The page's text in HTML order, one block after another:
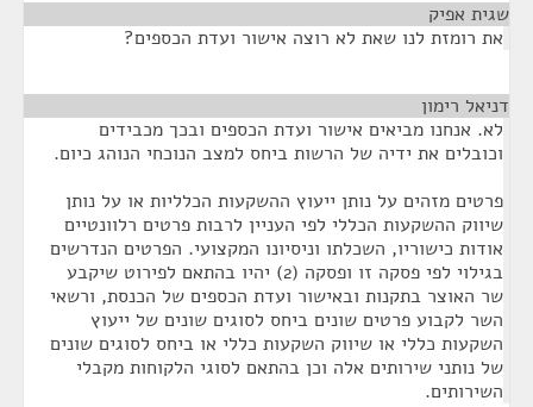
שגית אפיק
את רומזת לנו שאת לא רוצה אישור ועדת הכספים?
דניאל רימון
לא. אנחנו מביאים אישור ועדת הכספים ובכך מכבידים
וכובלים את ידיה של הרשות ביחס למצב הנוכחי הנוהג כיום.
פרטים מזהים על נותן ייעוץ ההשקעות הכלליות או על נותן
שיווק ההשקעות הכללי לפי העניין לרבות פרטים רלוונטיים
אודות כישוריו, השכלתו וניסיונו המקצועי. הפרטים הנדרשים
בגילוי לפי פסקה זו ופסקה (2) יהיו בהתאם לפירוט שיקבע
שר האוצר בתקנות ובאישור ועדת הכספים של הכנסת, ורשאי
השר לקבוע פרטים שונים ביחס לסוגים שונים של ייעוץ
השקעות כללי או שיווק השקעות כללי או ביחס לסוגים שונים
של נותני שירותים אלה וכן בהתאם לסוגי הלקוחות מקבלי
השירותים.